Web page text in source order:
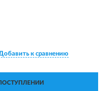
к сравнению